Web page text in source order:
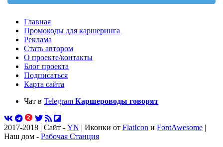
Главная
Промокоды для каршеринга
Реклама
Стать автором
О проекте/контакты
Блог проекта
Подписаться
Карта сайта
Чат в Telegram Каршероводы говорят
2017-2018 | Сайт - YN | Иконки от FlatIcon и FontAwesome |
Наш дом - Рабочая Станция